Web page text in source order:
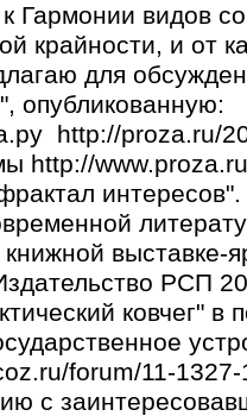
Гармонии видов
крайности, и от
для
опубликованную:
http://proza.ru/
http://
интересов".
выставке-
РСП
ковчег" в
forum/11-
с